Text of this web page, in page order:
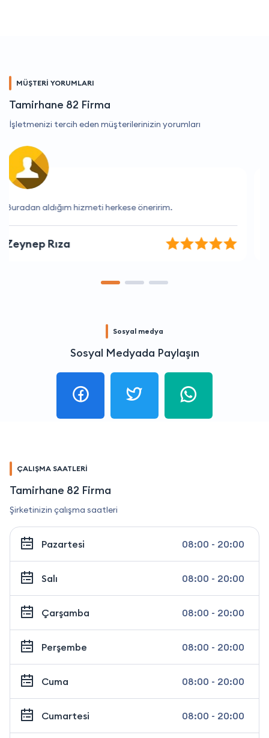
MÜŞTERİ YORUMLARI
Tamirhane 82 Firma
İşletmenizi tercih eden müşterilerinizin yorumları
Her zaman hızlı ve verimli hizmet alıyorum.
Hasan Cansever
Sosyal medya
Sosyal Medyada Paylaşın
ÇALIŞMA SAATLERİ
Tamirhane 82 Firma
Şirketinizin çalışma saatleri
Pazartesi 08:00 - 20:00
Salı 08:00 - 20:00
Çarşamba 08:00 - 20:00
Perşembe 08:00 - 20:00
Cuma 08:00 - 20:00
Cumartesi 08:00 - 20:00